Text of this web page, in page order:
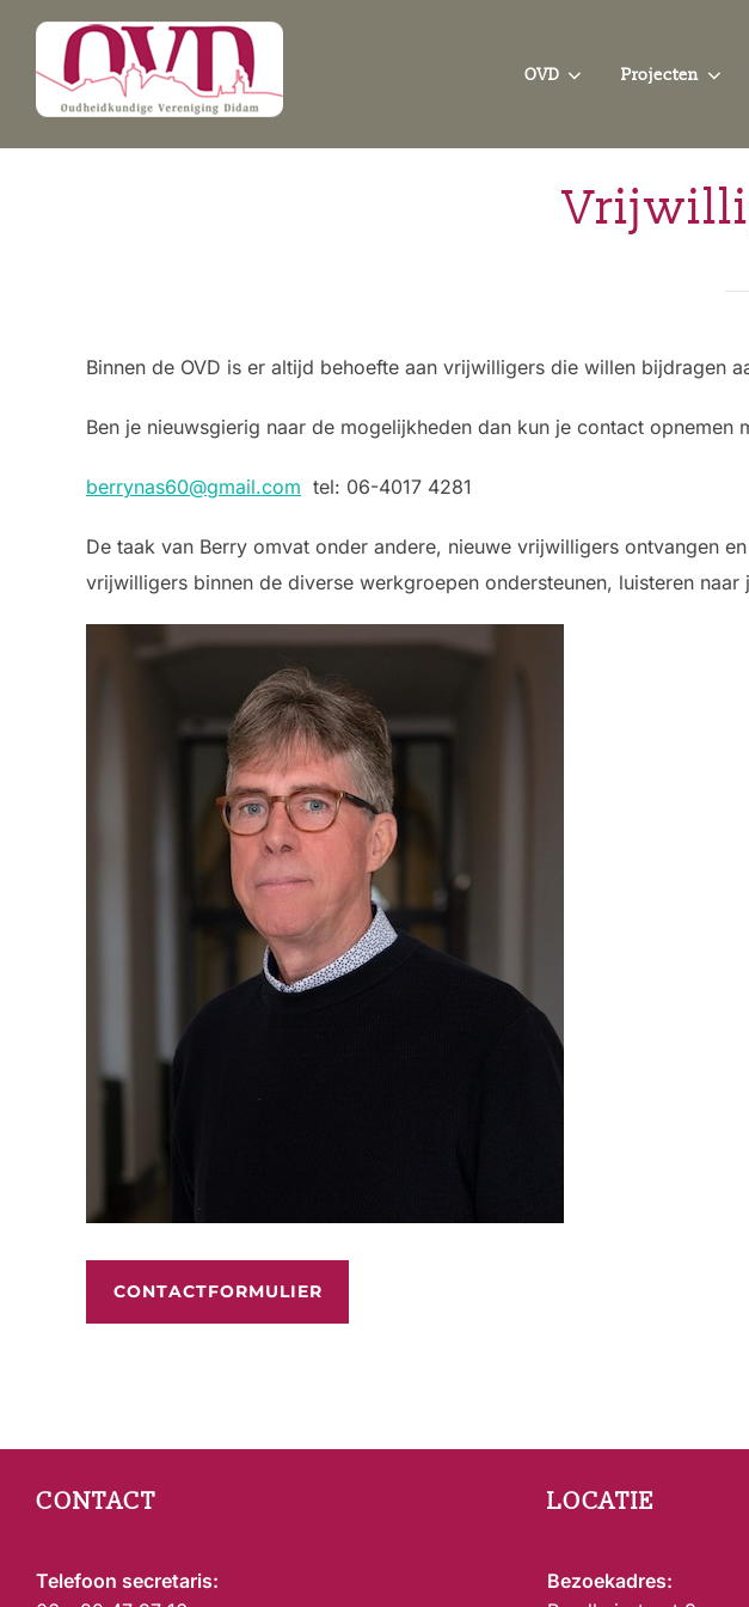
inhoud
OVD Projecten
Binnen de OVD is er altijd behoefte aan vrijwilligers die willen bijdragen
Ben je nieuwsgierig naar de mogelijkheden dan kun je contact
berrynas60@gmail.com tel: 06-4017 4281
De taak van Berry omvat onder andere, nieuwe vrijwilligers ontvangen
vrijwilligers binnen de diverse werkgroepen ondersteunen, luisteren
CONTACTFORMULIER
CONTACT
Telefoon secretaris:
LOCATIE
Bezoekadres: